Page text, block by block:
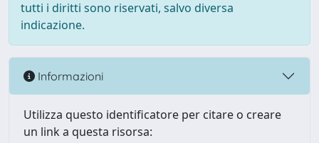
tutti i diritti sono riservati, salvo diversa
indicazione.
Informazioni
Utilizza questo identificatore per citare o creare
un link a questa risorsa: